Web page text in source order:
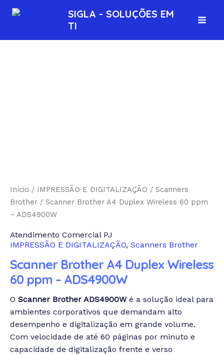
para
conteúdo
SIGLA - SOLUÇÕES EM
TI
Início / IMPRESSÃO E DIGITALIZAÇÃO / Scanners
Brother / Scanner Brother A4 Duplex Wireless 60 ppm
– ADS4900W
Atendimento Comercial PJ
IMPRESSÃO E DIGITALIZAÇÃO, Scanners Brother
Scanner Brother A4 Duplex Wireless
60 ppm – ADS4900W
O Scanner Brother ADS4900Wé a solução ideal para
ambientes corporativos que demandam alto
desempenho e digitalização em grande volume.
Com velocidade de até 60 páginas por minuto e
capacidade de digitalização frente e verso